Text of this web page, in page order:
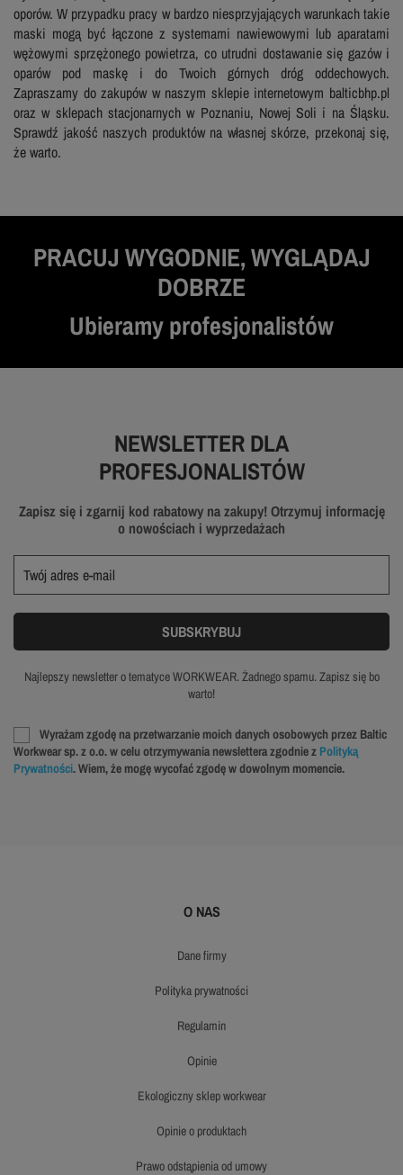
oporów. W przypadku pracy w bardzo niesprzyjających warunkach takie
maski mogą być łączone z systemami nawiewowymi lub aparatami
wężowymi sprzężonego powietrza, co utrudni dostawanie się gazów i
oparów pod maskę i do Twoich górnych dróg oddechowych.
Zapraszamy do zakupów w naszym sklepie internetowym balticbhp.pl
oraz w sklepach stacjonarnych w Poznaniu, Nowej Soli i na Śląsku.
Sprawdź jakość naszych produktów na własnej skórze, przekonaj się,
że warto.
PRACUJ WYGODNIE, WYGLĄDAJ
DOBRZE
Ubieramy profesjonalistów
NEWSLETTER DLA
PROFESJONALISTÓW
Zapisz się i zgarnij kod rabatowy na zakupy! Otrzymuj informację
o nowościach i wyprzedażach
Najlepszy newsletter o tematyce WORKWEAR. Żadnego spamu. Zapisz się bo
warto!
Wyrażam zgodę na przetwarzanie moich danych osobowych przez Baltic
Workwear sp. z o.o. w celu otrzymywania newslettera zgodnie z Polityką
Prywatności. Wiem, że mogę wycofać zgodę w dowolnym momencie.
O NAS
dane firmy
polityka prywatności
regulamin
opinie
ekologiczny sklep workwear
opinie o produktach
prawo odstąpienia od umowy